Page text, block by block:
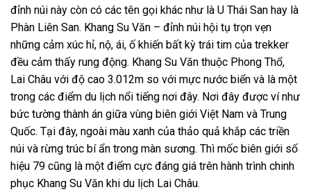
đỉnh núi này còn có các tên gọi khác như là U Thái San hay là
Phàn Liên San. Khang Su Văn – đỉnh núi hội tụ trọn vẹn
những cảm xúc hỉ, nộ, ái, ố khiến bất kỳ trái tim của trekker
đều cảm thấy rung động. Khang Su Văn thuộc Phong Thổ,
Lai Châu với độ cao 3.012m so với mực nước biển và là một
trong các điểm du lịch nổi tiếng nơi đây. Nơi đây được ví như
bức tường thành án giữa vùng biên giới Việt Nam và Trung
Quốc. Tại đây, ngoài màu xanh của thảo quả khắp các triền
núi và rừng trúc bí ẩn trong màn sương. Thì mốc biên giới số
hiệu 79 cũng là một điểm cực đáng giá trên hành trình chinh
phục Khang Su Văn khi du lịch Lai Châu.